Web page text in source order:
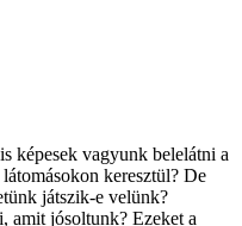
képesek vagyunk belelátni a
keresztül? De
játszik-e velünk?
amit jósoltunk? Ezeket a